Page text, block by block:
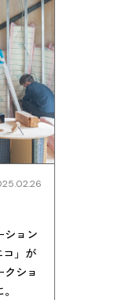
ション
」が
ショ